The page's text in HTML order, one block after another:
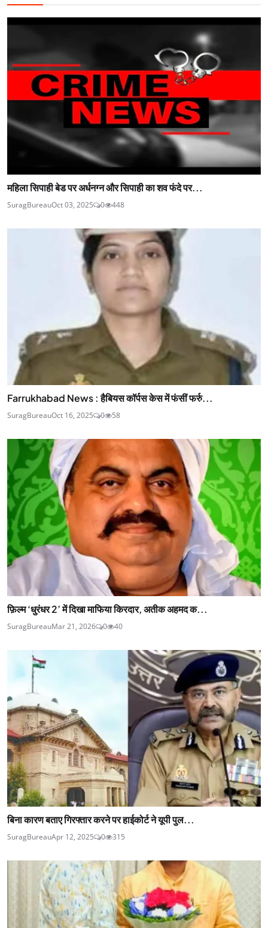
महिला सिपाही बेड पर अर्धनग्न और सिपाही का शव फंदे पर...
SuragBureauOct 03, 2025 0 448
Farrukhabad News : हैबियस कॉर्पस केस में फंसीं फर्रु...
SuragBureauOct 16, 2025 0 58
फ़िल्म ‘धुरंधर 2’ में दिखा माफिया किरदार, अतीक अहमद क...
SuragBureauMar 21, 2026 0 40
बिना कारण बताए गिरफ्तार करने पर हाईकोर्ट ने यूपी पुल...
SuragBureauApr 12, 2025 0 315